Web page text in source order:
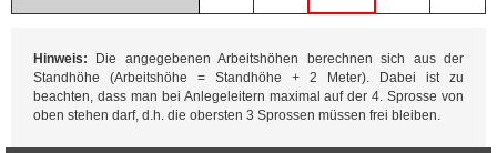
Hinweis: Die angegebenen Arbeitshöhen berechnen sich aus der
Standhöhe (Arbeitshöhe = Standhöhe + 2 Meter). Dabei ist zu
beachten, dass man bei Anlegeleitern maximal auf der 4. Sprosse von
oben stehen darf, d.h. die obersten 3 Sprossen müssen frei bleiben.